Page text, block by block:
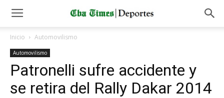
Inicio Automovilismo
Automovilismo
Patronelli sufre accidente y
se retira del Rally Dakar 2014